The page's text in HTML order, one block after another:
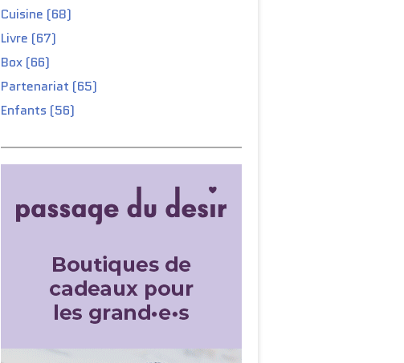
Cuisine (68)
Livre (67)
Box (66)
Partenariat (65)
Enfants (56)